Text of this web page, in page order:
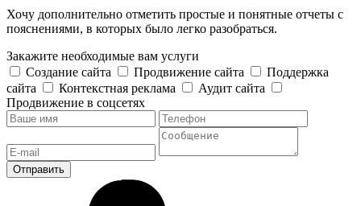
Хочу дополнительно отметить простые и понятные отчеты с
пояснениями, в которых было легко разобраться.
Закажите необходимые вам услуги
Создание сайта
Продвижение сайта
Поддержка
сайта
Контекстная реклама
Аудит сайта
Продвижение в соцсетях
Отправить